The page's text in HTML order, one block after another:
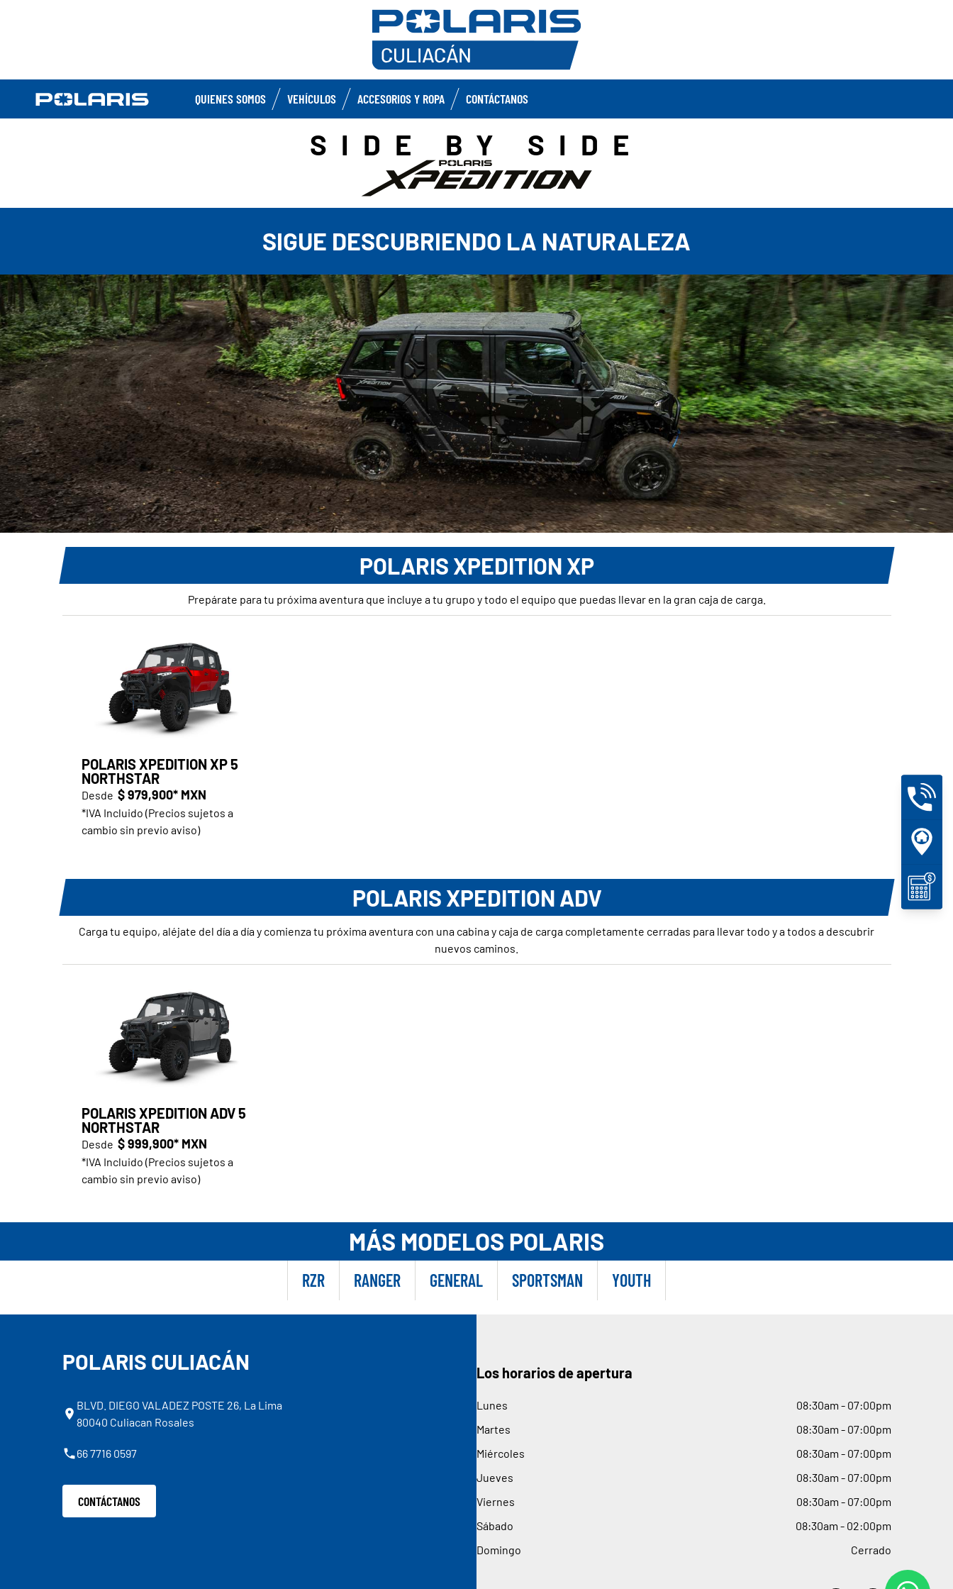
QUIENES SOMOS VEHÍCULOS ACCESORIOS Y ROPA CONTÁCTANOS
SIDE BY SIDE
SIGUE DESCUBRIENDO LA NATURALEZA
POLARIS XPEDITION XP
Prepárate para tu próxima aventura que incluye a tu grupo y todo el equipo que puedas llevar en la gran caja de carga.
POLARIS XPEDITION XP 5
NORTHSTAR
Desde $ 979,900* MXN
*IVA Incluido (Precios sujetos a
cambio sin previo aviso)
POLARIS XPEDITION ADV
Carga tu equipo, aléjate del día a día y comienza tu próxima aventura con una cabina y caja de carga completamente cerradas para llevar todo y a todos a descubrir
nuevos caminos.
POLARIS XPEDITION ADV 5
NORTHSTAR
Desde $ 999,900* MXN
*IVA Incluido (Precios sujetos a
cambio sin previo aviso)
MÁS MODELOS POLARIS
RZR RANGER GENERAL SPORTSMAN YOUTH
POLARIS CULIACÁN
BLVD. DIEGO VALADEZ POSTE 26, La Lima
80040 Culiacan Rosales
66 7716 0597
CONTÁCTANOS
Los horarios de apertura
Lunes 08:30am - 07:00pm
Martes
08:30am - 07:00pm
Miércoles
08:30am - 07:00pm
Jueves
08:30am - 07:00pm
Viernes
08:30am - 07:00pm
Sábado
08:30am - 02:00pm
Domingo
Cerrado